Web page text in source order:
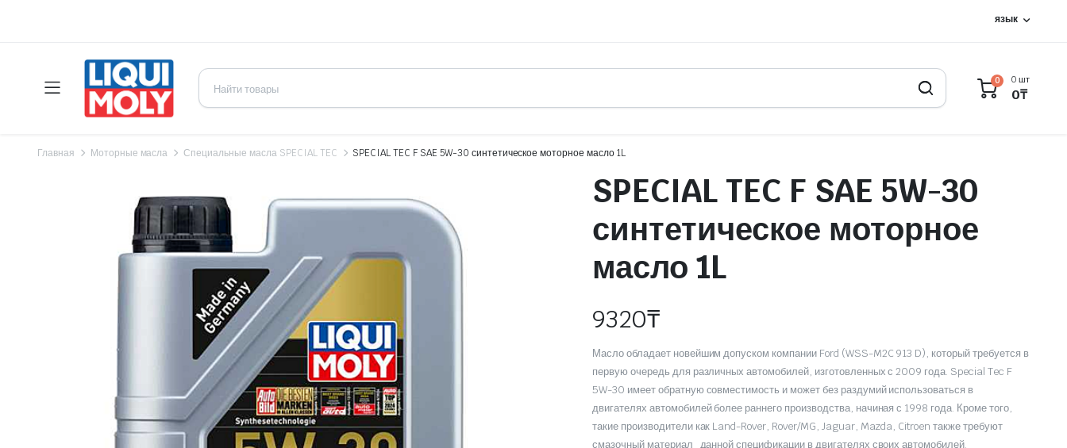
язык
0 0 шт
0₸
Главная Моторные масла Специальные масла SPECIAL TEC SPECIAL TEC F SAE 5W-30 синтетическое моторное масло 1L
SPECIAL TEC F SAE 5W-30
синтетическое моторное
масло 1L
9320₸
Масло обладает новейшим допуском компании Ford (WSS-M2C 913 D), который требуется в
первую очередь для различных автомобилей, изготовленных с 2009 года. Special Tec F
5W-30 имеет обратную совместимость и может без раздумий использоваться в
двигателях автомобилей более раннего производства, начиная с 1998 года. Кроме того,
такие производители как Land-Rover, Rover/MG, Jaguar, Mazda, Citroen также требуют
смазочный материал данной спецификации в двигателях своих автомобилей.